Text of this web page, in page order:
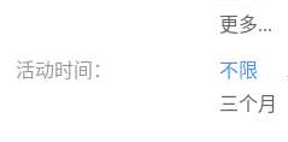
安徽
广西
更多...
活动时间： 不限
三个月